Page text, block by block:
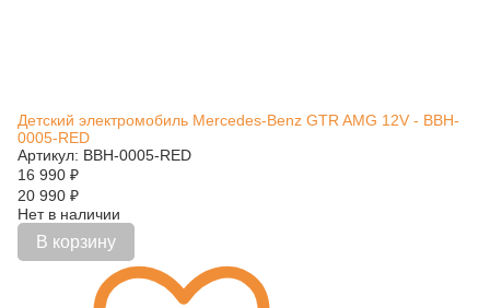
Детский электромобиль Mercedes-Benz GTR AMG 12V - BBH-
0005-RED
Артикул: BBH-0005-RED
16 990 ₽
20 990 ₽
Нет в наличии
В корзину